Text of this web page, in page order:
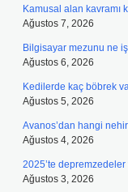
Kamusal alan kavramı
Ağustos 7, 2026
Bilgisayar mezunu ne
Ağustos 6, 2026
Kedilerde kaç böbrek
Ağustos 5, 2026
Avanos’dan hangi
Ağustos 4, 2026
2025’te
Ağustos 3, 2026